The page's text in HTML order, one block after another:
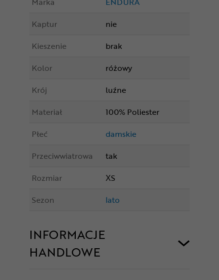
Kaptur
nie
Kieszenie
brak
Kolor
różowy
Krój
luźne
Materiał
100% Poliester
Płeć
damskie
Przeciwwiatrowa
tak
Rozmiar
XS
Sezon
lato
INFORMACJE
HANDLOWE